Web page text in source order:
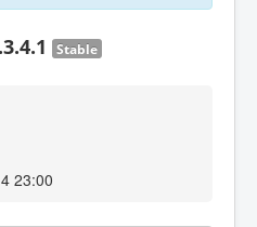
Stable
23:00